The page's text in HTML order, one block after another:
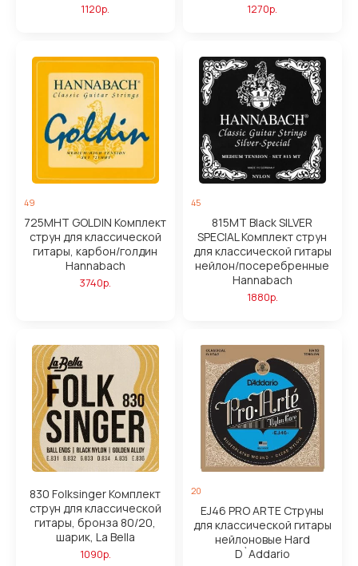
1120р. 1270р.
49
725MHT GOLDIN Комплект
струн для классической
гитары, карбон/голдин
Hannabach
3740р.
45
815MT Black SILVER
SPECIAL Комплект струн
для классической гитары
нейлон/посеребренные
Hannabach
1880р.
830 Folksinger Комплект
струн для классической
гитары, бронза 80/20,
шарик, La Bella
1090р.
20
EJ46 PRO ARTE Струны
для классической гитары
нейлоновые Hard
D`Addario